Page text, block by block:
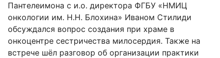
Пантелеимона с и.о. директора ФГБУ «НМИЦ
онкологии им. Н.Н. Блохина» Иваном Стилиди
обсуждался вопрос создания при храме в
онкоцентре сестричества милосердия. Также на
встрече шёл разговор об организации практики